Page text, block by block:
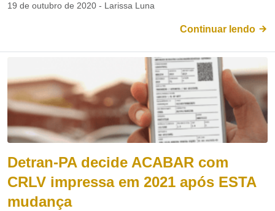
19 de outubro de 2020 - Larissa Luna
Continuar lendo
Detran-PA decide ACABAR com
CRLV impressa em 2021 após ESTA
mudança